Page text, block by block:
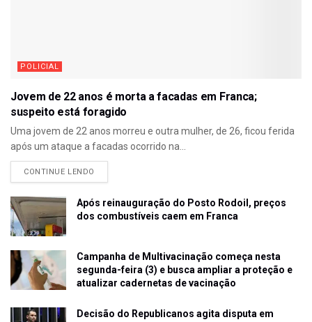
POLICIAL
Jovem de 22 anos é morta a facadas em Franca;
suspeito está foragido
Uma jovem de 22 anos morreu e outra mulher, de 26, ficou ferida
após um ataque a facadas ocorrido na...
CONTINUE LENDO
Após reinauguração do Posto Rodoil, preços
dos combustíveis caem em Franca
Campanha de Multivacinação começa nesta
segunda-feira (3) e busca ampliar a proteção e
atualizar cadernetas de vacinação
Decisão do Republicanos agita disputa em